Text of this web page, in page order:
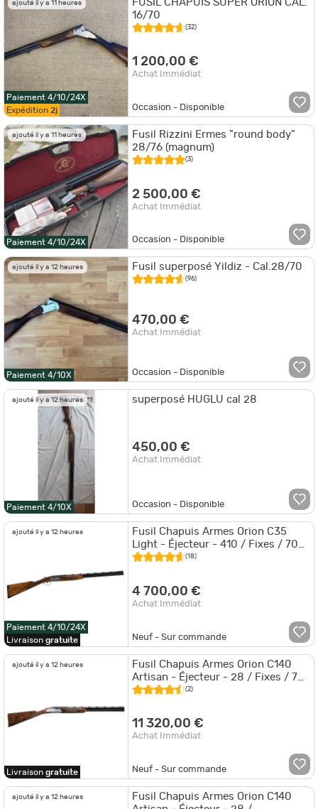
ajouté il y a 11 heures
Paiement 4/10/24X
Expédition 2j
FUSIL CHAPUIS SUPER ORION CAL.
16/70
(32)
1 200,00 €
Achat Immédiat
Occasion - Disponible
ajouté il y a 11 heures
Paiement 4/10/24X
Fusil Rizzini Ermes "round body"
28/76 (magnum)
(3)
2 500,00 €
Achat Immédiat
Occasion - Disponible
ajouté il y a 12 heures
Paiement 4/10X
Fusil superposé Yildiz - Cal.28/70
(96)
470,00 €
Achat Immédiat
Occasion - Disponible
ajouté il y a 12 heures
Paiement 4/10X
superposé HUGLU cal 28
450,00 €
Achat Immédiat
Occasion - Disponible
ajouté il y a 12 heures
Paiement 4/10/24X
Livraison gratuite
Fusil Chapuis Armes Orion C35
Light - Éjecteur - 410 / Fixes / 70
cm
(18)
4 700,00 €
Achat Immédiat
Neuf - Sur commande
ajouté il y a 12 heures
Livraison gratuite
Fusil Chapuis Armes Orion C140
Artisan - Éjecteur - 28 / Fixes / 70
cm
(2)
11 320,00 €
Achat Immédiat
Neuf - Sur commande
ajouté il y a 12 heures
Fusil Chapuis Armes Orion C140